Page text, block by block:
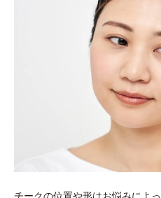
チークの位置や形はお悩みによ